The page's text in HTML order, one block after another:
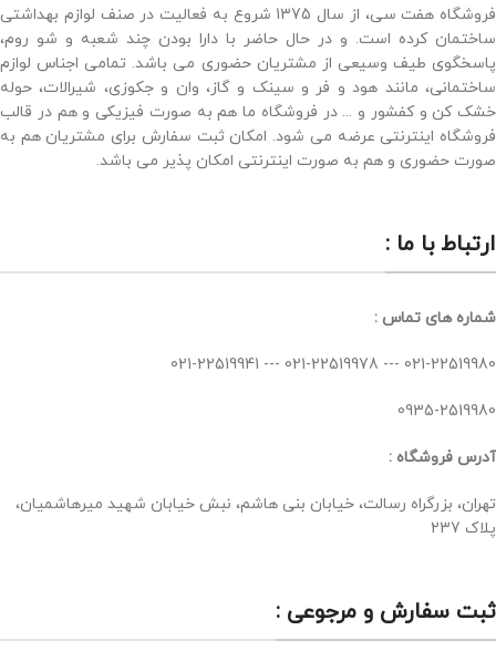
فروشگاه هفت سی، از سال 1375 شروع به فعالیت در صنف لوازم بهداشتی
ساختمان کرده است. و در حال حاضر با دارا بودن چند شعبه و شو روم،
پاسخگوی طیف وسیعی از مشتریان حضوری می باشد. تمامی اجناس لوازم
ساختمانی، مانند هود و فر و سینک و گاز، وان و جکوزی، شیرالات، حوله
خشک کن و کفشور و ... در فروشگاه ما هم به صورت فیزیکی و هم در قالب
فروشگاه اینترنتی عرضه می شود. امکان ثبت سفارش برای مشتریان هم به
صورت حضوری و هم به صورت اینترنتی امکان پذیر می باشد.
ارتباط با ما :
شماره های تماس :
021-22519980 --- 021-22519978 --- 021-22519941
0935-2519980
آدرس فروشگاه :
تهران، بزرگراه رسالت، خیابان بنی هاشم، نبش خیابان شهید میرهاشمیان،
پلاک 237
ثبت سفارش و مرجوعی :